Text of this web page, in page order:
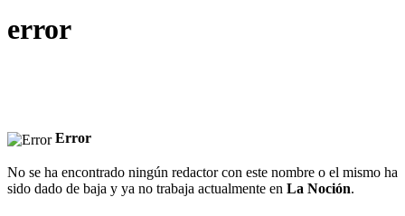
error
Error
No se ha encontrado ningún redactor con este nombre o el mismo ha
sido dado de baja y ya no trabaja actualmente en La Noción.